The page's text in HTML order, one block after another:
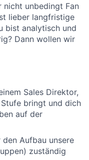
nicht unbedingt Fan
lieber langfristige
bist analytisch und
Dann wollen wir
Sales Direktor,
bringt und dich
auf der
Aufbau unsere
zuständig